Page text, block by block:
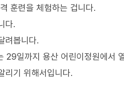
훈련을 체험하는 겁니다.
다.
려봅니다.
29일까지 용산 어린이정원에서
리기 위해서입니다.